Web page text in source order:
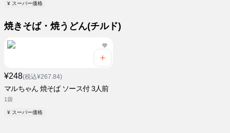
¥ スーパー価格
焼きそば・焼うどん(チルド)
¥248(税込¥267.84)
マルちゃん 焼そば ソース付 3人前
1袋
¥ スーパー価格